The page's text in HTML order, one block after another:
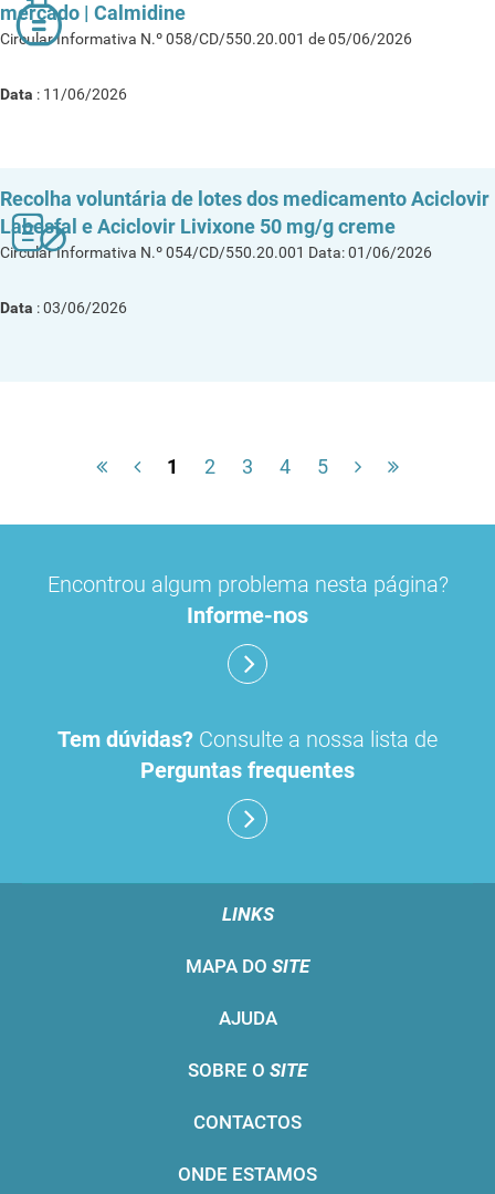
mercado | Calmidine
Circular Informativa N.º 058/CD/550.20.001 de 05/06/2026
Data : 11/06/2026
Recolha voluntária de lotes dos medicamento Aciclovir
Labesfal e Aciclovir Livixone 50 mg/g creme
Circular Informativa N.º 054/CD/550.20.001 Data: 01/06/2026
Data : 03/06/2026
1 2 3 4 5
Encontrou algum problema nesta página?
Informe-nos
Tem dúvidas? Consulte a nossa lista de
Perguntas frequentes
LINKS
MAPA DO SITE
AJUDA
SOBRE O SITE
CONTACTOS
ONDE ESTAMOS